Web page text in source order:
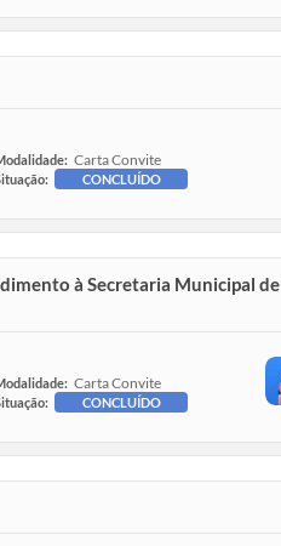
Carta Convite
CONCLUÍDO
à Secretaria Municipal de
Carta Convite
CONCLUÍDO